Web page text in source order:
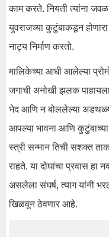
काम करते. नियती त्यांना
युवराजच्या कुटुंबाकडून होणारा
नाट्य निर्माण करतो.
मालिकेच्या आधी आलेल्या
जगाची अनोखी झलक
भेद आणि न बोललेल्या
आपल्या भावना आणि
स्त्री सन्मान तिची सशक्त
राहते. या दोघांचा प्रवास
असलेला संघर्ष, त्याग यांनी
खिळवून ठेवणार आहे.